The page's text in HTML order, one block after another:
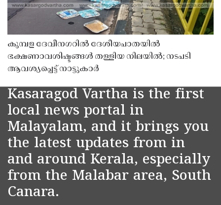
കുമ്പള ദേവീനഗറിൽ ദേശീയപാതയിൽ
ഭക്ഷണാവശിഷ്ടങ്ങൾ തള്ളിയ നിലയിൽ; നടപടി
ആവശ്യപ്പെട്ട് നാട്ടുകാർ
Kasaragod Vartha is the first
local news portal in
Malayalam, and it brings you
the latest updates from in
and around Kerala, especially
from the Malabar area, South
Canara.